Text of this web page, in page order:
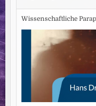
Wissenschaftliche